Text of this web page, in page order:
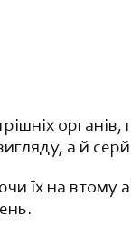
а й
їх на втому